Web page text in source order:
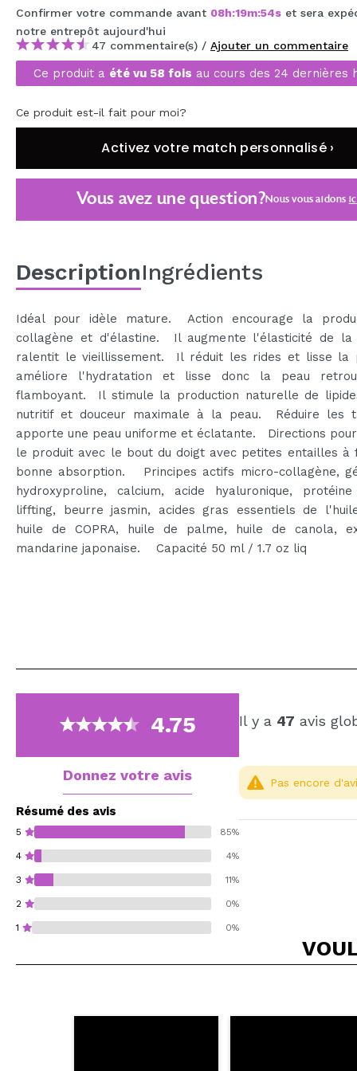
MAQUIFARMA
KOREA ZONE
TRAVEL SIZE
NATURE
OFFRES
OUTLET
BIENTÔT DISPONIBLE
BLOG
Confirmer votre commande avant 08h:19m:53set sera
notre entrepôt aujourd'hui
47 commentaire(s) / Ajouter un commentaire
Ce produit a été vu 58 fois au cours des 24 dernières
Ce produit est-il fait pour moi?
Activez votre match personnalisé ›
Vous avez une question?Nous vous aidons
DescriptionIngrédients
Idéal pour idèle mature. Action encourage la
collagène et d'élastine. Il augmente l'élasticité de la
ralentit le vieillissement. Il réduit les rides et lisse
améliore l'hydratation et lisse donc la peau
flamboyant. Il stimule la production naturelle de
nutritif et douceur maximale à la peau. Réduire les
apporte une peau uniforme et éclatante. Directions
le produit avec le bout du doigt avec petites entailles à
bonne absorption. Principes actifs micro-collagène,
hydroxyproline, calcium, acide hyaluronique,
liffting, beurre jasmin, acides gras essentiels de
huile de COPRA, huile de palme, huile de canola,
mandarine japonaise. Capacité 50 ml / 1.7 oz liq
4.75
Donnez votre avis
Résumé des avis
5 85%
4 4%
3 11%
2 0%
1 0%
Il y a 47 avis
Recommandez-
Pas encore